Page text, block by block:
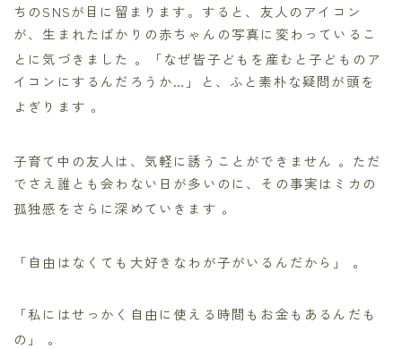
ちのSNSが目に留まります。すると、友人のアイコン
が、生まれたばかりの赤ちゃんの写真に変わっているこ
とに気づきました 。「なぜ皆子どもを産むと子どものア
イコンにするんだろうか…」と、ふと素朴な疑問が頭を
よぎります 。
子育て中の友人は、気軽に誘うことができません 。ただ
でさえ誰とも会わない日が多いのに、その事実はミカの
孤独感をさらに深めていきます 。
「自由はなくても大好きなわが子がいるんだから」 。
「私にはせっかく自由に使える時間もお金もあるんだも
の」 。